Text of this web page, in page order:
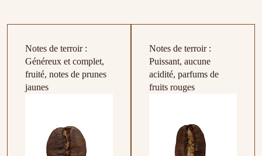
Notes de terroir :
Généreux et complet,
fruité, notes de prunes
jaunes
Notes de terroir :
Puissant, aucune
acidité, parfums de
fruits rouges